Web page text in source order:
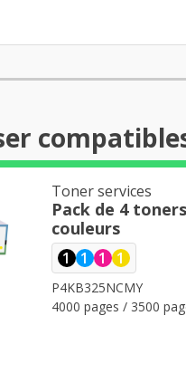
Toner services
Pack de 4
couleurs
1 1 1 1
P4KB325NCMY
4000 pages / 3500